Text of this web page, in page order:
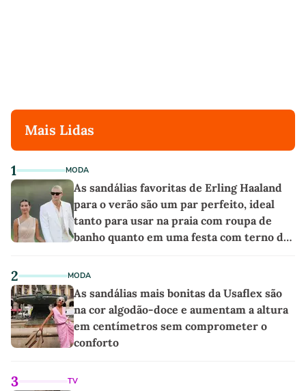
Mais Lidas
1 MODA
As sandálias favoritas de Erling Haaland
para o verão são um par perfeito, ideal
tanto para usar na praia com roupa de
banho quanto em uma festa com terno de
2 MODA
As sandálias mais bonitas da Usaflex são
na cor algodão-doce e aumentam a altura
em centímetros sem comprometer o
conforto
3 TV